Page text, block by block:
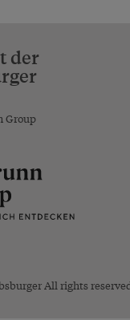
der
Group
All rights